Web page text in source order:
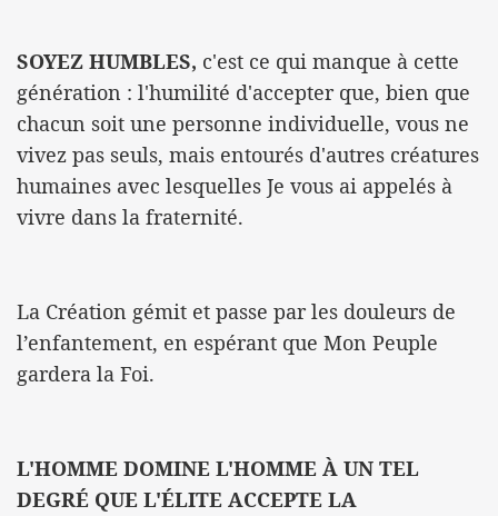
SOYEZ HUMBLES, c'est ce qui manque à cette
génération : l'humilité d'accepter que, bien que
chacun soit une personne individuelle, vous ne
vivez pas seuls, mais entourés d'autres créatures
humaines avec lesquelles Je vous ai appelés à
vivre dans la fraternité.
La Création gémit et passe par les douleurs de
l’enfantement, en espérant que Mon Peuple
gardera la Foi.
L'HOMME DOMINE L'HOMME À UN TEL
DEGRÉ QUE L'ÉLITE ACCEPTE LA